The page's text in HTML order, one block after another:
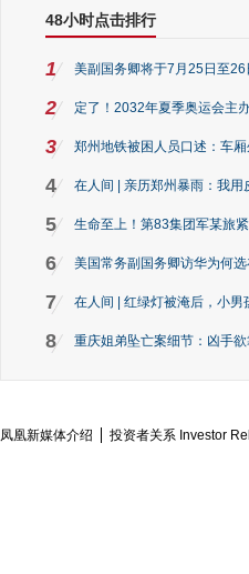
48小时点击排行
1 美副国务卿将于7月25日至26
2 定了！2032年夏季奥运会主
3 郑州地铁被困人员口述：车
4 在人间 | 亲历郑州暴雨：我用
5 生命至上！第83集团军某旅
6 美国常务副国务卿访华为何
7 在人间 | 红绿灯被淹后，小
8 重庆姐弟坠亡案细节：凶手
凤凰新媒体介绍 投资者关系 Investor